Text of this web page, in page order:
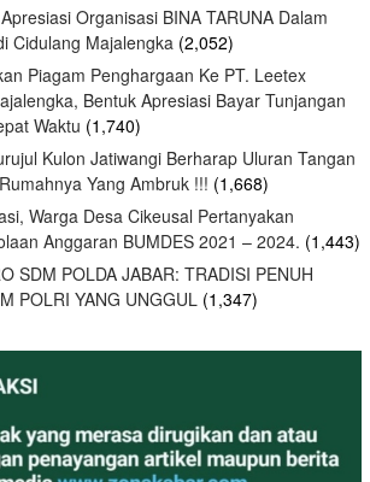
Organisasi BINA TARUNA Dalam
Cidulang Majalengka (2,052)
Piagam Penghargaan Ke PT. Leetex
Bentuk Apresiasi Bayar Tunjangan
Waktu (1,740)
Kulon Jatiwangi Berharap Uluran Tangan
Yang Ambruk !!! (1,668)
Warga Desa Cikeusal Pertanyakan
Anggaran BUMDES 2021 – 2024. (1,443)
SDM POLDA JABAR: TRADISI PENUH
POLRI YANG UNGGUL (1,347)